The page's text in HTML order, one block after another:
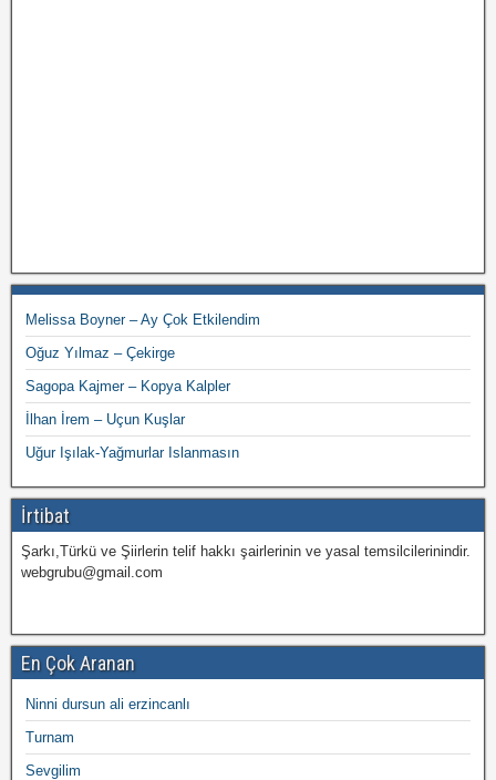
Melissa Boyner – Ay Çok Etkilendim
Oğuz Yılmaz – Çekirge
Sagopa Kajmer – Kopya Kalpler
İlhan İrem – Uçun Kuşlar
Uğur Işılak-Yağmurlar Islanmasın
İrtibat
Şarkı,Türkü ve Şiirlerin telif hakkı şairlerinin ve yasal temsilcilerinindir.
webgrubu@gmail.com
En Çok Aranan
Ninni dursun ali erzincanlı
Turnam
Sevgilim